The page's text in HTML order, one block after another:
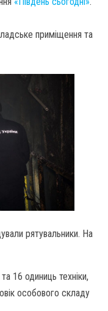
приміщення та
рятувальники. На
16 одиниць техніки,
особового складу